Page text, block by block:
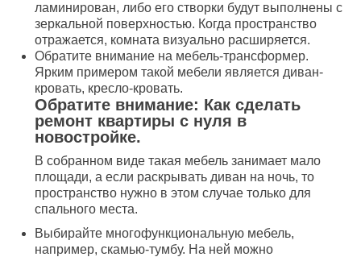
ламинирован, либо его створки будут выполнены с
зеркальной поверхностью. Когда пространство
отражается, комната визуально расширяется.
Обратите внимание на мебель-трансформер.
Ярким примером такой мебели является диван-
кровать, кресло-кровать.
Обратите внимание: Как сделать
ремонт квартиры с нуля в
новостройке.
В собранном виде такая мебель занимает мало
площади, а если раскрывать диван на ночь, то
пространство нужно в этом случае только для
спального места.
Выбирайте многофункциональную мебель,
например, скамью-тумбу. На ней можно